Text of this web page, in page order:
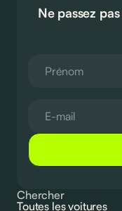
Ne passez
Chercher
Toutes les voitures